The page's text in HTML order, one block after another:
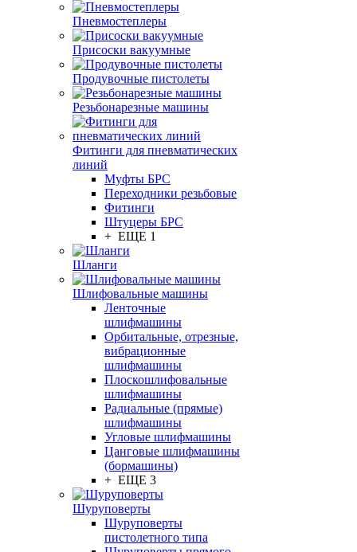
Пневмостеплеры
Присоски вакуумные
Продувочные пистолеты
Резьбонарезные машины
Фитинги для пневматических
линий
Муфты БРС
Переходники резьбовые
Фитинги
Штуцеры БРС
+ ЕЩЕ 1
Шланги
Шлифовальные машины
Ленточные
шлифмашины
Орбитальные, отрезные,
вибрационные
шлифмашины
Плоскошлифовальные
шлифмашины
Радиальные (прямые)
шлифмашины
Угловые шлифмашины
Цанговые шлифмашины
(бормашины)
+ ЕЩЕ 3
Шуруповерты
Шуруповерты
пистолетного типа